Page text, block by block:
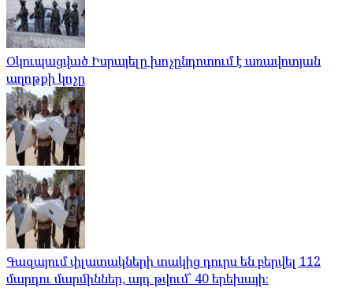
Օկուպացված Իսրայելը խոչընդոտում է առավոտյան
աղոթքի կոչը
Գազայում փլատակների տակից դուրս են բերվել 112
մարդու մարմիններ, այդ թվում՝ 40 երեխայի։